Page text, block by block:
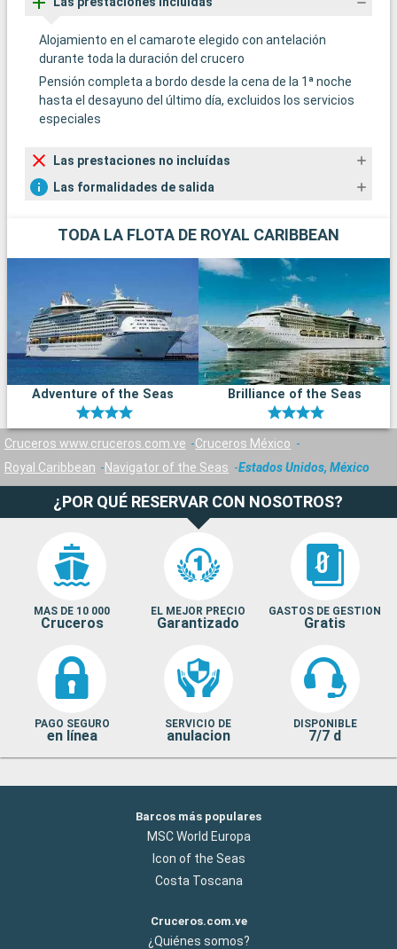
Alojamiento en el camarote elegido con antelación
durante toda la duración del crucero
Pensión completa a bordo desde la cena de la 1ª noche
hasta el desayuno del último día, excluidos los servicios
especiales
Las prestaciones no incluídas
Las formalidades de salida
TODA LA FLOTA DE ROYAL CARIBBEAN
Adventure of the Seas Brilliance of the Seas
Cruceros www.cruceros.com.ve
Cruceros México
Royal Caribbean
Navigator of the Seas Estados Unidos, México
¿POR QUÉ RESERVAR CON NOSOTROS?
MAS DE 10 000
Cruceros
EL MEJOR PRECIO
Garantizado
GASTOS DE GESTION
Gratis
PAGO SEGURO
en línea
SERVICIO DE
anulacion
DISPONIBLE
7/7 d
Barcos más populares
MSC World Europa
Icon of the Seas
Costa Toscana
Cruceros.com.ve
¿Quiénes somos?